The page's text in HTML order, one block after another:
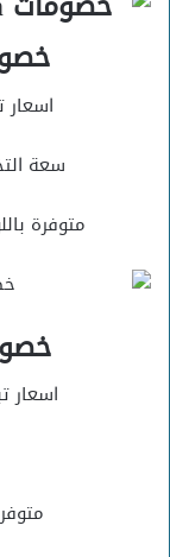
اسعار تبدأ من
سعة التخزين
متوفرة
اسعار تبدأ من 1499